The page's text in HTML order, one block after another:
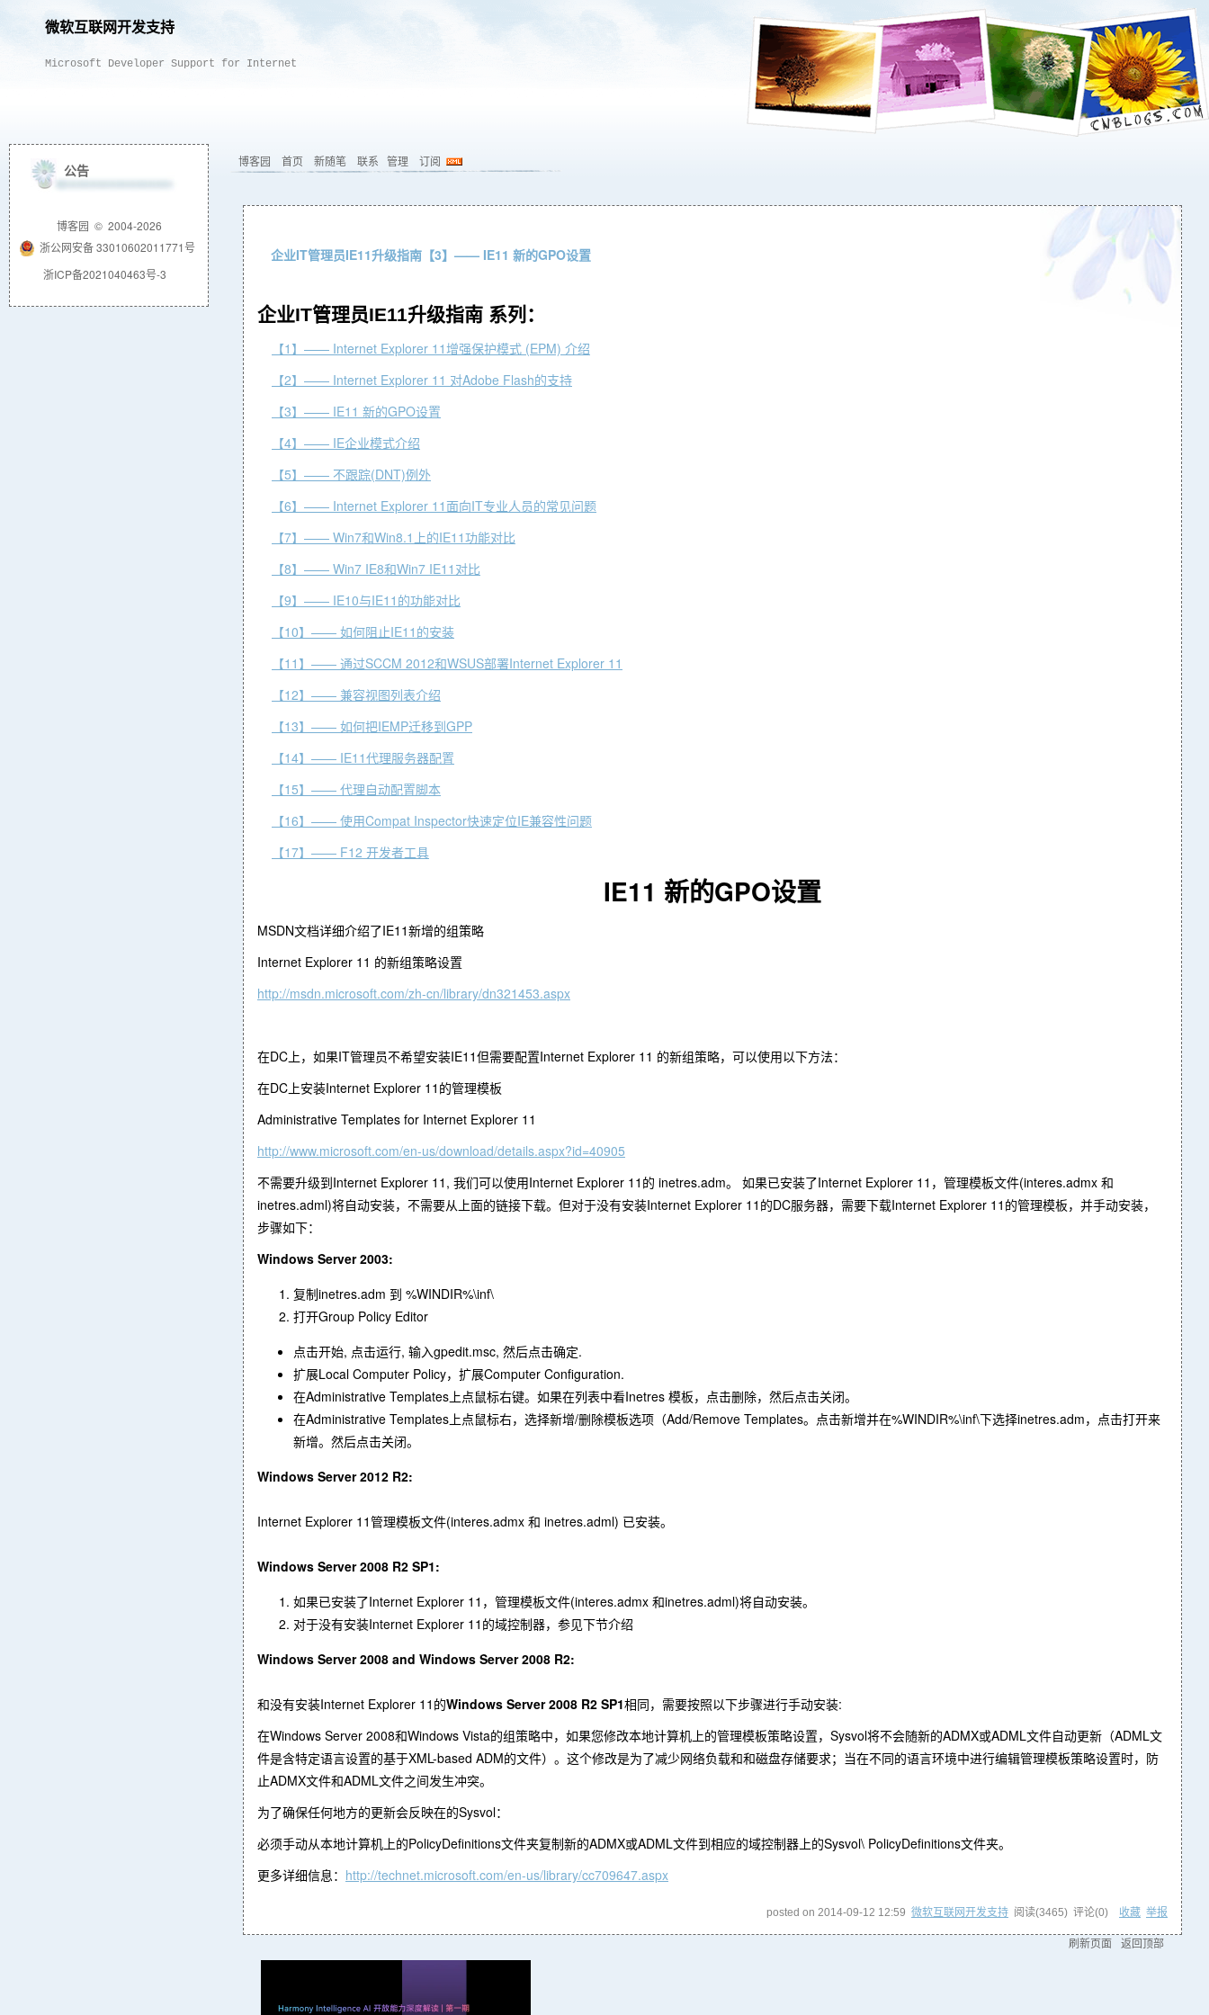
微软互联网开发支持
Microsoft Developer Support for Internet
博客园 首页 新随笔 联系 管理 订阅
企业IT管理员IE11升级指南【3】—— IE11 新的GPO设置
企业IT管理员IE11升级指南 系列：
【1】—— Internet Explorer 11增强保护模式 (EPM) 介绍
【2】—— Internet Explorer 11 对Adobe Flash的支持
【3】—— IE11 新的GPO设置
【4】—— IE企业模式介绍
【5】—— 不跟踪(DNT)例外
【6】—— Internet Explorer 11面向IT专业人员的常见问题
【7】—— Win7和Win8.1上的IE11功能对比
【8】—— Win7 IE8和Win7 IE11对比
【9】—— IE10与IE11的功能对比
【10】—— 如何阻止IE11的安装
【11】—— 通过SCCM 2012和WSUS部署Internet Explorer 11
【12】—— 兼容视图列表介绍
【13】—— 如何把IEMP迁移到GPP
【14】—— IE11代理服务器配置
【15】—— 代理自动配置脚本
【16】—— 使用Compat Inspector快速定位IE兼容性问题
【17】—— F12 开发者工具
IE11 新的GPO设置
MSDN文档详细介绍了IE11新增的组策略
Internet Explorer 11 的新组策略设置
http://msdn.microsoft.com/zh-cn/library/dn321453.aspx
在DC上，如果IT管理员不希望安装IE11但需要配置Internet Explorer 11 的新组策略，可以使用以下方法：
在DC上安装Internet Explorer 11的管理模板
Administrative Templates for Internet Explorer 11
http://www.microsoft.com/en-us/download/details.aspx?id=40905
不需要升级到Internet Explorer 11, 我们可以使用Internet Explorer 11的 inetres.adm。 如果已安装了Internet Explorer 11，管理模板文件(interes.admx 和
inetres.adml)将自动安装，不需要从上面的链接下载。但对于没有安装Internet Explorer 11的DC服务器，需要下载Internet Explorer 11的管理模板，并手动安装，
步骤如下：
Windows Server 2003:
复制inetres.adm 到 %WINDIR%\inf\
打开Group Policy Editor
点击开始, 点击运行, 输入gpedit.msc, 然后点击确定.
扩展Local Computer Policy，扩展Computer Configuration.
在Administrative Templates上点鼠标右键。如果在列表中看Inetres 模板，点击删除，然后点击关闭。
在Administrative Templates上点鼠标右，选择新增/删除模板选项（Add/Remove Templates。点击新增并在%WINDIR%\inf\下选择inetres.adm，点击打开来
新增。然后点击关闭。
Windows Server 2012 R2:
Internet Explorer 11管理模板文件(interes.admx 和 inetres.adml) 已安装。
Windows Server 2008 R2 SP1:
如果已安装了Internet Explorer 11，管理模板文件(interes.admx 和inetres.adml)将自动安装。
对于没有安装Internet Explorer 11的域控制器，参见下节介绍
Windows Server 2008 and Windows Server 2008 R2:
和没有安装Internet Explorer 11的Windows Server 2008 R2 SP1相同，需要按照以下步骤进行手动安装:
在Windows Server 2008和Windows Vista的组策略中，如果您修改本地计算机上的管理模板策略设置，Sysvol将不会随新的ADMX或ADML文件自动更新（ADML文
件是含特定语言设置的基于XML-based ADM的文件）。这个修改是为了减少网络负载和和磁盘存储要求；当在不同的语言环境中进行编辑管理模板策略设置时，防
止ADMX文件和ADML文件之间发生冲突。
为了确保任何地方的更新会反映在的Sysvol：
必须手动从本地计算机上的PolicyDefinitions文件夹复制新的ADMX或ADML文件到相应的域控制器上的Sysvol\ PolicyDefinitions文件夹。
更多详细信息： http://technet.microsoft.com/en-us/library/cc709647.aspx
posted on 2014-09-12 12:59 微软互联网开发支持 阅读(3465) 评论(0) 收藏 举报
刷新页面 返回顶部
公告
博客园 © 2004-2026
浙公网安备 33010602011771号
浙ICP备2021040463号-3